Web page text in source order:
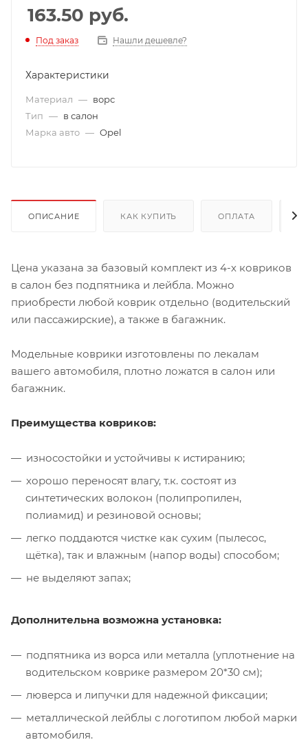
163.50 руб.
Под заказ Нашли дешевле?
Характеристики
Материал — ворс
Тип — в салон
Марка авто — Opel
ОПИСАНИЕ КАК КУПИТЬ ОПЛАТА
Цена указана за базовый комплект из 4-х ковриков
в салон без подпятника и лейбла. Можно
приобрести любой коврик отдельно (водительский
или пассажирские), а также в багажник.
Модельные коврики изготовлены по лекалам
вашего автомобиля, плотно ложатся в салон или
багажник.
Преимущества ковриков:
износостойки и устойчивы к истиранию;
хорошо переносят влагу, т.к. состоят из
синтетических волокон (полипропилен,
полиамид) и резиновой основы;
легко поддаются чистке как сухим (пылесос,
щётка), так и влажным (напор воды) способом;
не выделяют запах;
Дополнительна возможна установка:
подпятника из ворса или металла (уплотнение на
водительском коврике размером 20*30 см);
люверса и липучки для надежной фиксации;
металлической лейблы с логотипом любой марки
автомобиля.